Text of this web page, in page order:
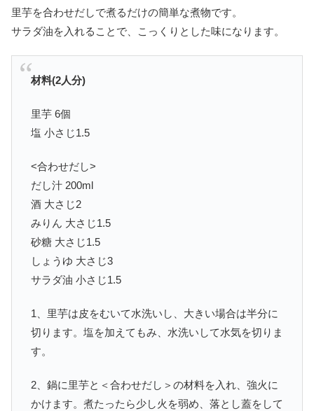
里芋を合わせだしで煮るだけの簡単な煮物です。
サラダ油を入れることで、こっくりとした味になります。
材料(2人分)
里芋 6個
塩 小さじ1.5
<合わせだし>
だし汁 200ml
酒 大さじ2
みりん 大さじ1.5
砂糖 大さじ1.5
しょうゆ 大さじ3
サラダ油 小さじ1.5
1、里芋は皮をむいて水洗いし、大きい場合は半分に
切ります。塩を加えてもみ、水洗いして水気を切りま
す。
2、鍋に里芋と＜合わせだし＞の材料を入れ、強火に
かけます。煮たったら少し火を弱め、落とし蓋をして